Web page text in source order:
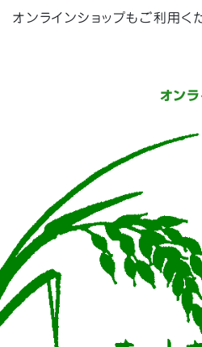
オンラインショップもご利用く
オン